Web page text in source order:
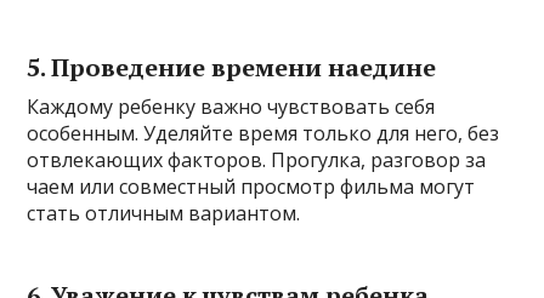
5.Проведение времени наедине
Каждому ребенку важно чувствовать себя
особенным. Уделяйте время только для него, без
отвлекающих факторов. Прогулка, разговор за
чаем или совместный просмотр фильма могут
стать отличным вариантом.